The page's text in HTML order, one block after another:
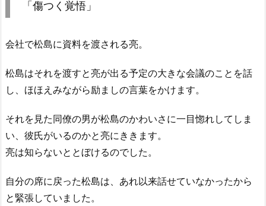
「傷つく覚悟」
会社で松島に資料を渡される亮。
松島はそれを渡すと亮が出る予定の大きな会議のことを話
し、ほほえみながら励ましの言葉をかけます。
それを見た同僚の男が松島のかわいさに一目惚れしてしま
い、彼氏がいるのかと亮にききます。
亮は知らないととぼけるのでした。
自分の席に戻った松島は、あれ以来話せていなかったから
と緊張していました。